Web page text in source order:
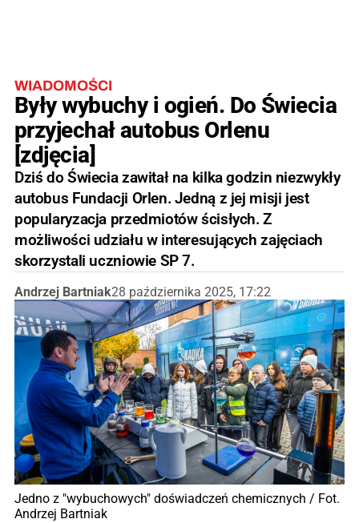
WIADOMOŚCI
Były wybuchy i ogień. Do Świecia
przyjechał autobus Orlenu
[zdjęcia]
Dziś do Świecia zawitał na kilka godzin niezwykły
autobus Fundacji Orlen. Jedną z jej misji jest
popularyzacja przedmiotów ścisłych. Z
możliwości udziału w interesujących zajęciach
skorzystali uczniowie SP 7.
Andrzej Bartniak28 października 2025, 17:22
Jedno z "wybuchowych" doświadczeń chemicznych / Fot.
Andrzej Bartniak